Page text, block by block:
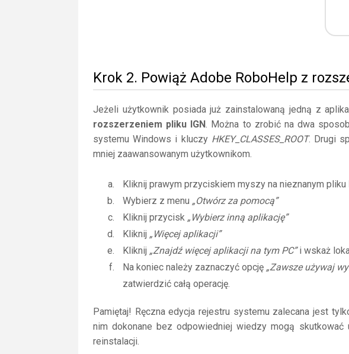
Krok 2. Powiąż Adobe RoboHelp z
Jeżeli użytkownik posiada już zainstalowaną jedną z
rozszerzeniem pliku IGN. Można to zrobić na dwa
systemu Windows i kluczy HKEY_CLASSES_ROOT. Drugi
mniej zaawansowanym użytkownikom.
Kliknij prawym przyciskiem myszy na nieznanym pliku
Wybierz z menu „Otwórz za pomocą”
Kliknij przycisk „Wybierz inną aplikację”
Kliknij „Więcej aplikacji”
Kliknij „Znajdź więcej aplikacji na tym PC”i wskaż
Na koniec należy zaznaczyć opcję „Zawsze używaj
zatwierdzić całą operację.
Pamiętaj! Ręczna edycja rejestru systemu zalecana jest
nim dokonane bez odpowiedniej wiedzy mogą
reinstalacji.